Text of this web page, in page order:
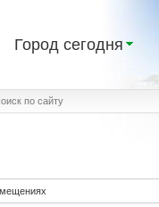
Город сегодня